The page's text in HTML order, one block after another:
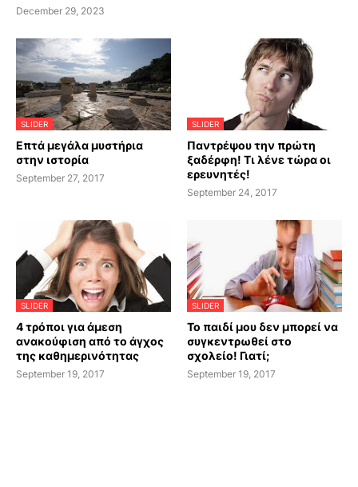
December 29, 2023
SLIDER
Επτά μεγάλα μυστήρια
στην ιστορία
September 27, 2017
SLIDER
Παντρέψου την πρώτη
ξαδέρφη! Τι λένε τώρα οι
ερευνητές!
September 24, 2017
SLIDER
4 τρόποι για άμεση
ανακούφιση από το άγχος
της καθημερινότητας
September 19, 2017
SLIDER
Το παιδί μου δεν μπορεί να
συγκεντρωθεί στο
σχολείο! Γιατί;
September 19, 2017